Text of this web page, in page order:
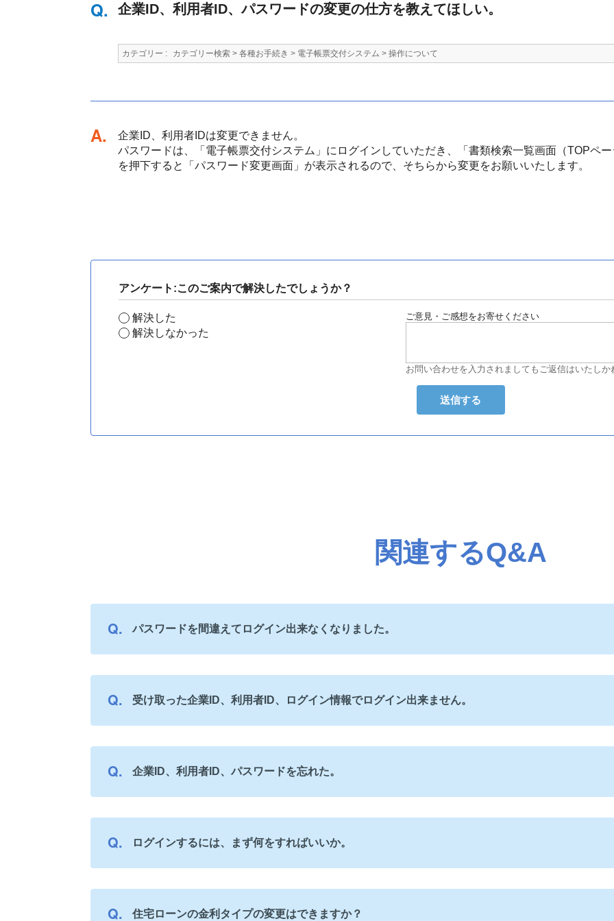
企業ID、利用者ID、パスワードの変更の仕方を教えてほしい。
カテゴリー : カテゴリー検索 > 各種お手続き > 電子帳票交付システム > 操作について
回答
企業ID、利用者IDは変更できません。
パスワードは、「電子帳票交付システム」にログインしていただき、「書類検索一覧画面（TOPペ
を押下すると「パスワード変更画面」が表示されるので、そちらから変更をお願いいたします。
アンケート:このご案内で解決したでしょうか？
解決した
解決しなかった
ご意見・ご感想をお寄せください
お問い合わせを入力されましてもご返信はいたしか
関連するQ&A
パスワードを間違えてログイン出来なくなりました。
受け取った企業ID、利用者ID、ログイン情報でログイン出来ません。
企業ID、利用者ID、パスワードを忘れた。
ログインするには、まず何をすればいいか。
住宅ローンの金利タイプの変更はできますか？